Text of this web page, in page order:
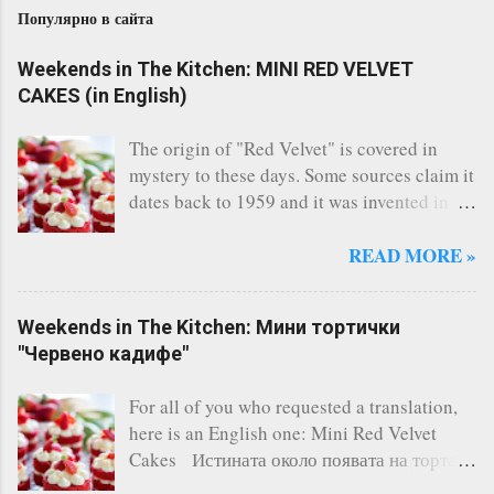
Популярно в сайта
Weekends in The Kitchen: MINI RED VELVET
CAKES (in English)
The origin of "Red Velvet" is covered in
mystery to these days. Some sources claim it
dates back to 1959 and it was invented in
Astoria - New York. Others say, a Canadian
considered one of the most famous cakes
and indeed it's one of the most delicious I
recipes online, however I always follow this
one and it has never failed me. A three-layer
cake is the perfect solution for any occasion
READ MORE »
Weekends in The Kitchen: Мини тортички
"Червено кадифе"
For all of you who requested a translation,
here is an English one: Mini Red Velvet
Cakes Истината около появата на тортата